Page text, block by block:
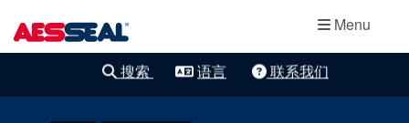
Menu
轴承保护器
集装式机械密
封
搜索 语言 联系我们